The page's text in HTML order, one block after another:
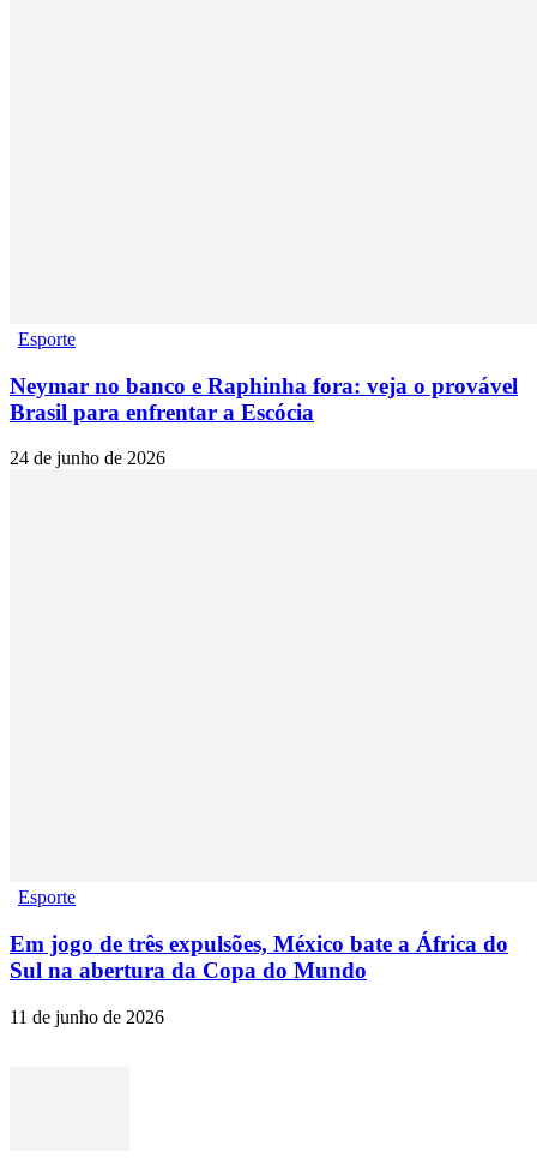
Esporte
Neymar no banco e Raphinha fora: veja o provável
Brasil para enfrentar a Escócia
24 de junho de 2026
Esporte
Em jogo de três expulsões, México bate a África do
Sul na abertura da Copa do Mundo
11 de junho de 2026